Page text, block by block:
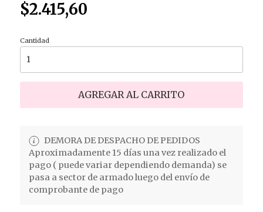
$2.415,60
Cantidad
AGREGAR AL CARRITO
DEMORA DE DESPACHO DE PEDIDOS
Aproximadamente 15 días una vez realizado el
pago ( puede variar dependiendo demanda) se
pasa a sector de armado luego del envío de
comprobante de pago